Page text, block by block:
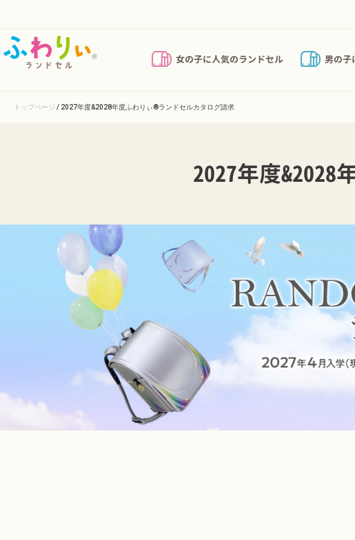
女の子に人気のランドセル 男の子
トップページ / 2027年度&2028年度ふわりぃ®︎ランドセルカタログ請求
2027年度